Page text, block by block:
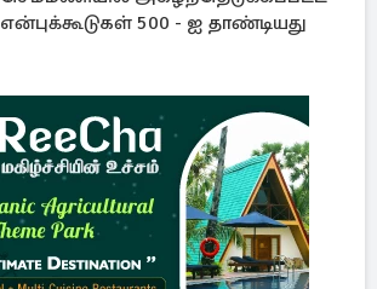
என்புக்கூடுகள் 500 - ஐ தாண்டியது